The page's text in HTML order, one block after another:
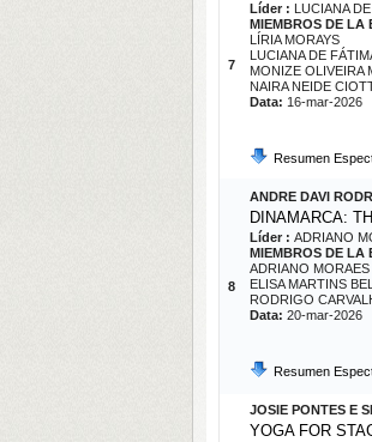
7
Líder : LUCIANA
MIEMBROS DE LA
LÍRIA MORAYS
LUCIANA DE
MONIZE OLIVEIRA
NAIRA NEIDE
Data: 16-mar-2026
Resumen
8
ANDRE DAVI
DINAMARCA:
Líder : ADRIANO
MIEMBROS DE LA
ADRIANO
ELISA MARTINS
RODRIGO
Data: 20-mar-2026
Resumen
JOSIE PONTES E
YOGA FOR